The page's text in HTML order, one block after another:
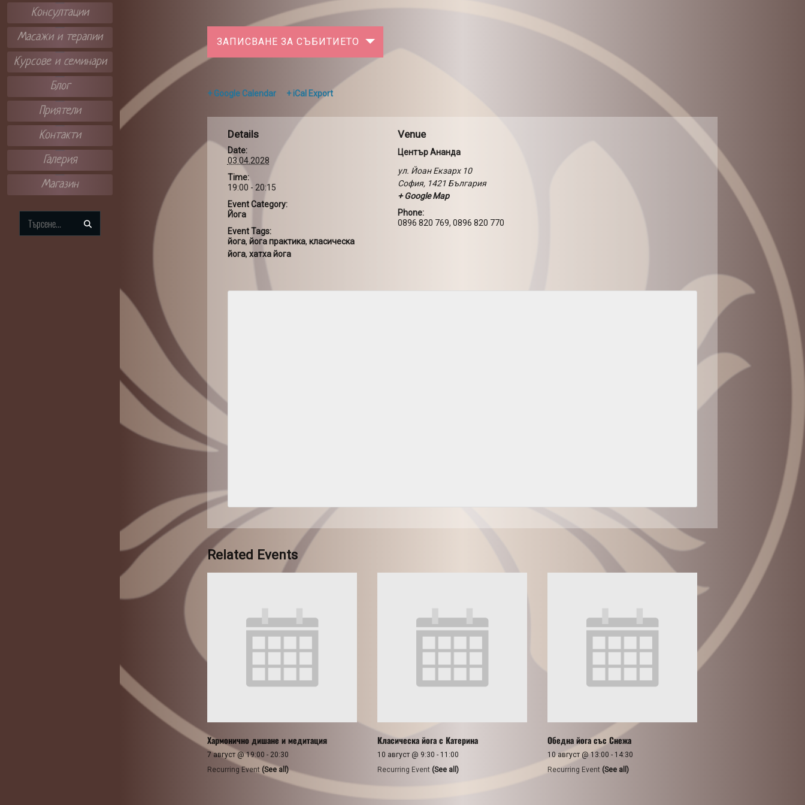
Консултации
Масажи и терапии
Курсове и семинари
Блог
Приятели
Контакти
Галерия
Магазин
Search
for:
ЗАПИСВАНЕ ЗА СЪБИТИЕТО
+ Google Calendar + iCal Export
Details
Date:
03.04.2028
Time:
19:00 - 20:15
Event Category:
Йога
Event Tags:
йога, йога практика, класическа
йога, хатха йога
Venue
Център Ананда
ул. Йоан Екзарх 10
София, 1421 България
+ Google Map
Phone:
0896 820 769, 0896 820 770
Related Events
Хармонично дишане и медитация
7 август @ 19:00 - 20:30
Recurring Event (See all)
Класическа йога с Катерина
10 август @ 9:30 - 11:00
Recurring Event (See all)
Обедна йога със Снежа
10 август @ 13:00 - 14:30
Recurring Event (See all)